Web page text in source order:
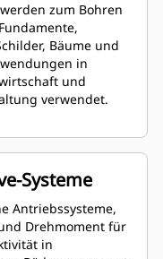
zum Bohren
Bäume und
in
und
verwendet.
Systeme
Antriebssysteme,
Drehmoment für
in